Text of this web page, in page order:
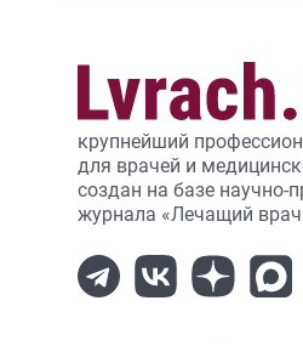
крупнейший
для врачей и
создан на базе научно-
журнала «Лечащий